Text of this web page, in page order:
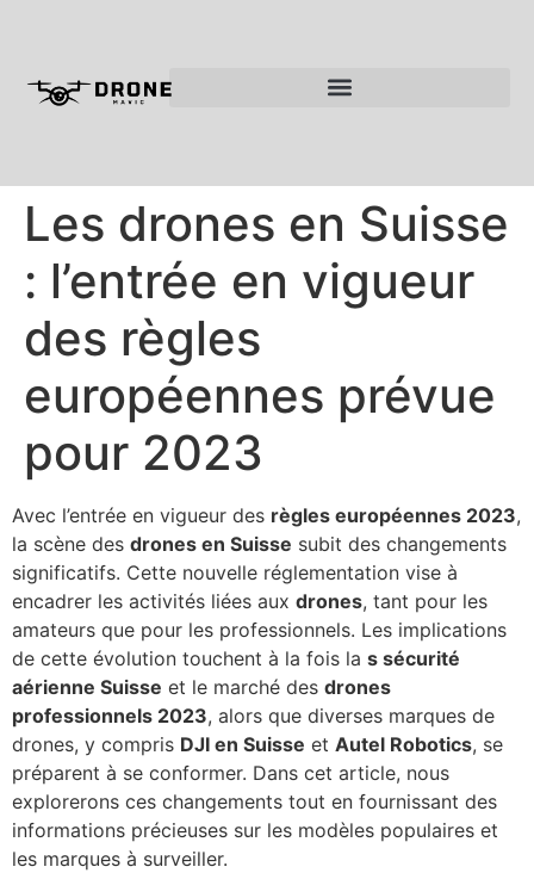
Les drones en Suisse
: l’entrée en vigueur
des règles
européennes prévue
pour 2023
Avec l’entrée en vigueur des règles européennes 2023,
la scène des drones en Suisse subit des changements
significatifs. Cette nouvelle réglementation vise à
encadrer les activités liées aux drones, tant pour les
amateurs que pour les professionnels. Les implications
de cette évolution touchent à la fois la s sécurité
aérienne Suisse et le marché des drones
professionnels 2023, alors que diverses marques de
drones, y compris DJI en Suisse et Autel Robotics, se
préparent à se conformer. Dans cet article, nous
explorerons ces changements tout en fournissant des
informations précieuses sur les modèles populaires et
les marques à surveiller.